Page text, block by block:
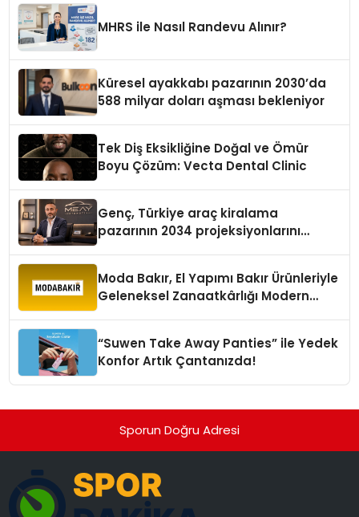
MHRS ile Nasıl Randevu Alınır?
Küresel ayakkabı pazarının 2030’da
588 milyar doları aşması bekleniyor
Tek Diş Eksikliğine Doğal ve Ömür
Boyu Çözüm: Vecta Dental Clinic
Genç, Türkiye araç kiralama
pazarının 2034 projeksiyonlarını
Moda Bakır, El Yapımı Bakır Ürünleriyle
Geleneksel Zanaatkârlığı Modern
“Suwen Take Away Panties” ile Yedek
Konfor Artık Çantanızda!
Sporun Doğru Adresi